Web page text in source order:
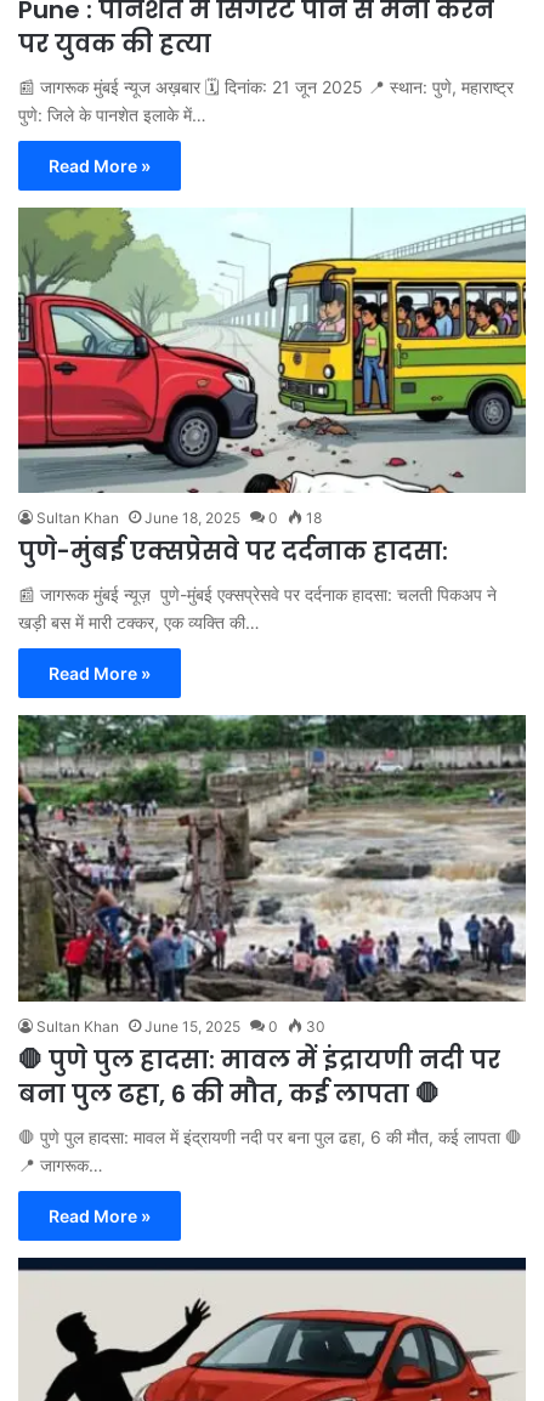
Pune : पानशेत में सिगरेट पीने से मना करने
पर युवक की हत्या
📰 जागरूक मुंबई न्यूज अख़बार 🗓️ दिनांक: 21 जून 2025 📍 स्थान: पुणे, महाराष्ट्र
पुणे: जिले के पानशेत इलाके में…
Read More »
Sultan Khan June 18, 2025 0 18
पुणे-मुंबई एक्सप्रेसवे पर दर्दनाक हादसा:
📰 जागरूक मुंबई न्यूज़ पुणे-मुंबई एक्सप्रेसवे पर दर्दनाक हादसा: चलती पिकअप ने
खड़ी बस में मारी टक्कर, एक व्यक्ति की…
Read More »
Sultan Khan June 15, 2025 0 30
🛑 पुणे पुल हादसा: मावल में इंद्रायणी नदी पर
बना पुल ढहा, 6 की मौत, कई लापता 🛑
🛑 पुणे पुल हादसा: मावल में इंद्रायणी नदी पर बना पुल ढहा, 6 की मौत, कई लापता 🛑
📍 जागरूक…
Read More »